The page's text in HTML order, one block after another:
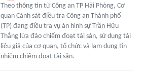
Theo thông tin từ Công an TP Hải Phòng, Cơ
quan Cảnh sát điều tra Công an Thành phố
(TP) đang điều tra vụ án hình sự Trần Hữu
Thắng lừa đảo chiếm đoạt tài sản, sử dụng tài
liệu giả của cơ quan, tổ chức và lạm dụng tín
nhiệm chiếm đoạt tài sản.